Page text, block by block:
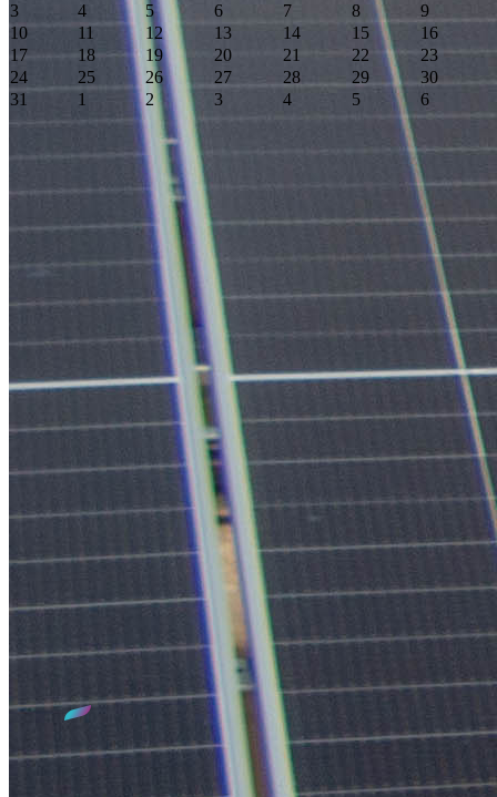
3
4 5 6 7 8
9
10
11 12 13 14 15
16
17
18 19 20 21 22
23
24
25 26 27 28 29
30
31
1 2 3 4 5
6
Event Date, août 2026
Qui sommes-nous ?